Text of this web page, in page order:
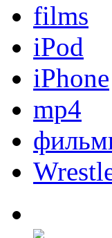
films
iPod
iPhone
mp4